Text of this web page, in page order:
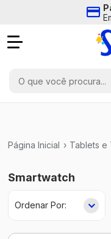
Página Inicial › Tablets e
Smartwatch